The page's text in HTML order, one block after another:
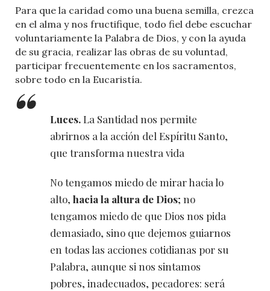
Para que la caridad como una buena semilla, crezca
en el alma y nos fructifique, todo fiel debe escuchar
voluntariamente la Palabra de Dios, y con la ayuda
de su gracia, realizar las obras de su voluntad,
participar frecuentemente en los sacramentos,
sobre todo en la Eucaristía.
Luces.La Santidad nos permite
abrirnos a la acción del Espíritu Santo,
que transforma nuestra vida
No tengamos miedo de mirar hacia lo
alto, hacia la altura de Dios; no
tengamos miedo de que Dios nos pida
demasiado, sino que dejemos guiarnos
en todas las acciones cotidianas por su
Palabra, aunque si nos sintamos
pobres, inadecuados, pecadores: será